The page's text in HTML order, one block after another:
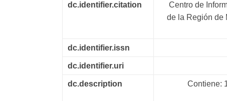
dc.identifier.citation
Centro de
de la Región de
dc.identifier.issn
dc.identifier.uri
dc.description
Contiene: